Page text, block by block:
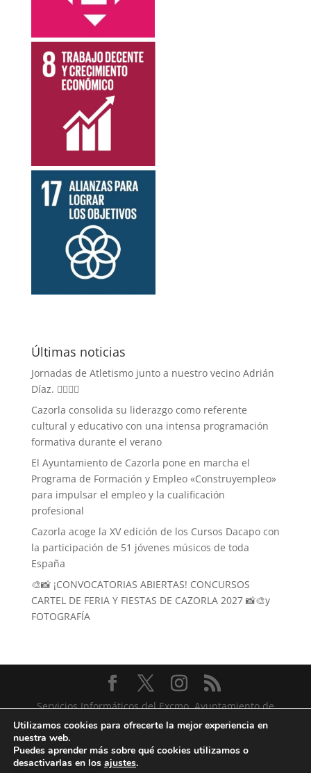
Últimas noticias
Jornadas de Atletismo junto a nuestro vecino Adrián
Díaz. 🏃‍♀️🏃‍♂️
Cazorla consolida su liderazgo como referente
cultural y educativo con una intensa programación
formativa durante el verano
El Ayuntamiento de Cazorla pone en marcha el
Programa de Formación y Empleo «Construyempleo»
para impulsar el empleo y la cualificación
profesional
Cazorla acoge la XV edición de los Cursos Dacapo con
la participación de 51 jóvenes músicos de toda
España
🎨📸 ¡CONVOCATORIAS ABIERTAS! CONCURSOS
CARTEL DE FERIA Y FIESTAS DE CAZORLA 2027 📸🎨y
FOTOGRAFÍA
Servicios Informáticos del Excmo. Ayuntamiento de
Cazorla
Utilizamos cookies para ofrecerte la mejor experiencia en
nuestra web.
Puedes aprender más sobre qué cookies utilizamos o
desactivarlas en los ajustes.